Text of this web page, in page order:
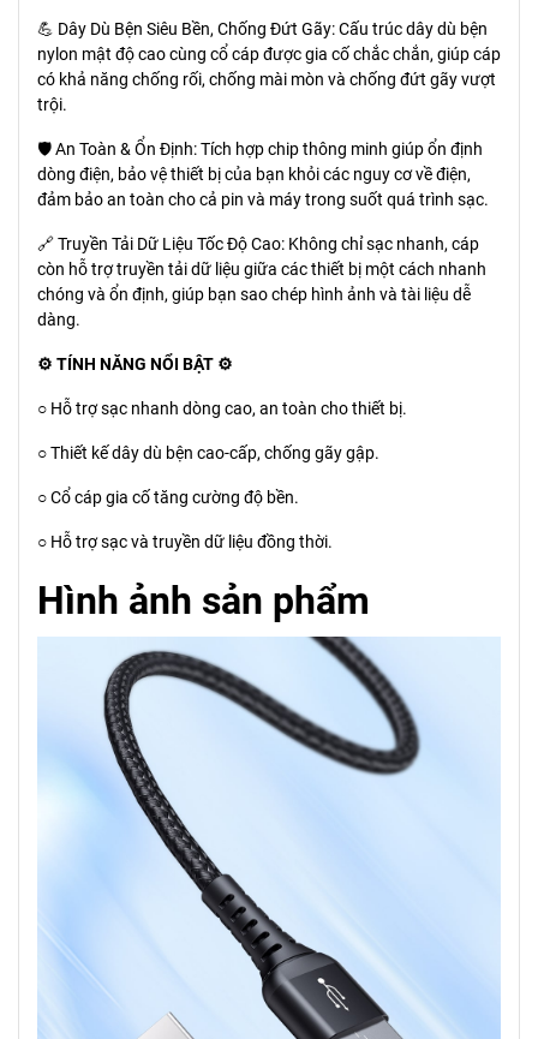
💪 Dây Dù Bện Siêu Bền, Chống Đứt Gãy: Cấu trúc dây dù bện
nylon mật độ cao cùng cổ cáp được gia cố chắc chắn, giúp cáp
có khả năng chống rối, chống mài mòn và chống đứt gãy vượt
trội.
🛡️ An Toàn & Ổn Định: Tích hợp chip thông minh giúp ổn định
dòng điện, bảo vệ thiết bị của bạn khỏi các nguy cơ về điện,
đảm bảo an toàn cho cả pin và máy trong suốt quá trình sạc.
🔗 Truyền Tải Dữ Liệu Tốc Độ Cao: Không chỉ sạc nhanh, cáp
còn hỗ trợ truyền tải dữ liệu giữa các thiết bị một cách nhanh
chóng và ổn định, giúp bạn sao chép hình ảnh và tài liệu dễ
dàng.
⚙️ TÍNH NĂNG NỔI BẬT ⚙️
○ Hỗ trợ sạc nhanh dòng cao, an toàn cho thiết bị.
○ Thiết kế dây dù bện cao-cấp, chống gãy gập.
○ Cổ cáp gia cố tăng cường độ bền.
○ Hỗ trợ sạc và truyền dữ liệu đồng thời.
Hình ảnh sản phẩm